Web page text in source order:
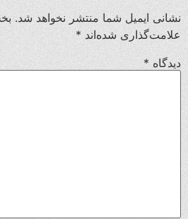
نشانی ایمیل شما منتشر نخواهد شد.
علامت‌گذاری شده‌اند *
دیدگاه *